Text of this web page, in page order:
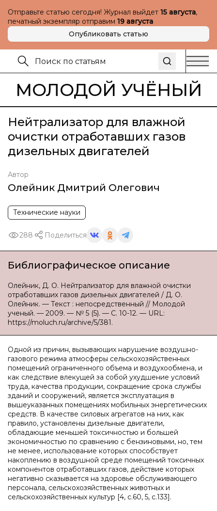
Отправьте статью сегодня! Журнал выйдет 15 августа,
печатный экземпляр отправим 19 августа
Опубликовать статью
МОЛОДОЙ УЧЁНЫЙ
Нейтрализатор для влажной
очистки отработавших газов
дизельных двигателей
Автор
Олейник Дмитрий Олегович
Технические науки
288 Поделиться
Библиографическое описание
Олейник, Д. О. Нейтрализатор для влажной очистки
отработавших газов дизельных двигателей / Д. О.
Олейник. — Текст : непосредственный // Молодой
ученый. — 2009. — № 5 (5). — С. 10-12. — URL:
https://moluch.ru/archive/5/381.
Одной из причин, вызывающих нарушение воздушно-
газового режима атмосферы сельскохозяйственных
помещений ограниченного объема и воздухообмена, и
как следствие влекущей за собой ухудшение условий
труда, качества продукции, сокращение срока службы
зданий и сооружений, является эксплуатация в
вышеуказанных помещениях мобильных энергетических
средств. В качестве силовых агрегатов на них, как
правило, установлены дизельные двигатели,
обладающие меньшей токсичностью и большей
экономичностью по сравнению с бензиновыми, но, тем
не менее, использование которых способствует
накоплению в воздушной среде помещений токсичных
компонентов отработавших газов, действие которых
негативно сказывается на здоровье обслуживающего
персонала, сельскохозяйственных животных и
сельскохозяйственных культур [4, с.60, 5, с.133].